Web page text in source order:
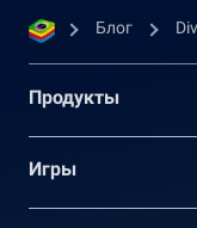
Блог
Продукты
Игры